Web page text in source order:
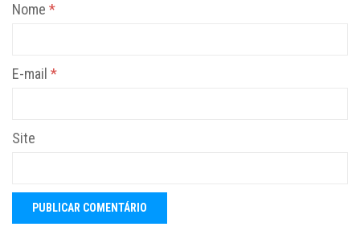
Nome *
E-mail *
Site